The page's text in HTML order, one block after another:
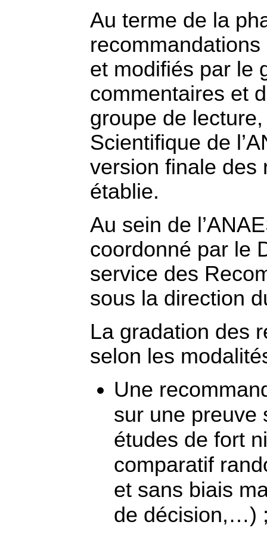
Au terme de la
et modifiés par le
commentaires et
groupe de
Scientifique de
version finale des
établie.
Au sein de
coordonné par le
service des
sous la direction
La gradation des
selon les
Une
sur une preuve
études de fort
comparatif
et sans biais
de décision,…)